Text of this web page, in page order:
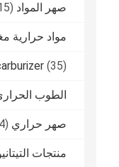
صهر المواد (15)
مواد حرارية
(35)
الطوب
صهر حراري (14)
منتجات